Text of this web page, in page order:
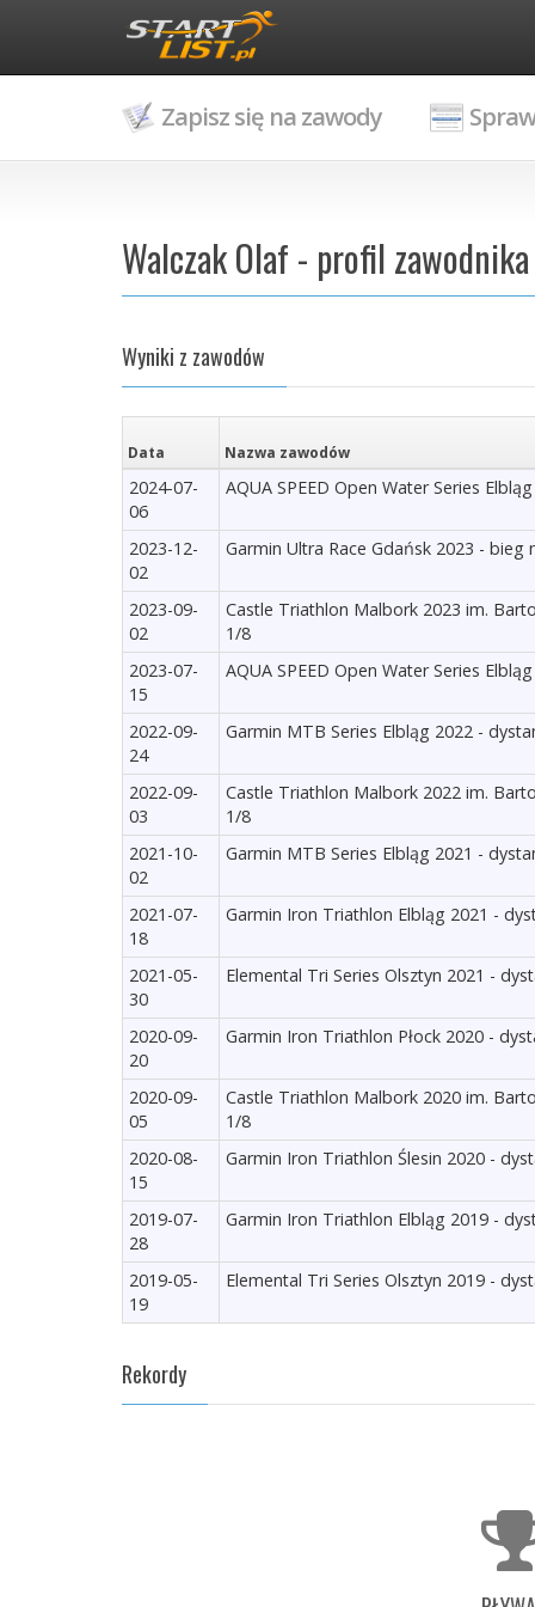
Zapisz się na zawody
Walczak Olaf - profil zawodnika
Wyniki z zawodów
Data Nazwa zawodów
2024-07-
06
AQUA SPEED Open Water Series
2023-12-
02
Garmin Ultra Race Gdańsk 2023 - bieg
2023-09-
02
Castle Triathlon Malbork 2023 im.
1/8
2023-07-
15
AQUA SPEED Open Water Series
2022-09-
24
Garmin MTB Series Elbląg 2022 -
2022-09-
03
Castle Triathlon Malbork 2022 im.
1/8
2021-10-
02
Garmin MTB Series Elbląg 2021 -
2021-07-
18
Garmin Iron Triathlon Elbląg 2021 -
2021-05-
30
Elemental Tri Series Olsztyn 2021 -
2020-09-
20
Garmin Iron Triathlon Płock 2020 -
2020-09-
05
Castle Triathlon Malbork 2020 im.
1/8
2020-08-
15
Garmin Iron Triathlon Ślesin 2020 -
2019-07-
28
Garmin Iron Triathlon Elbląg 2019 -
2019-05-
19
Elemental Tri Series Olsztyn 2019 -
Rekordy